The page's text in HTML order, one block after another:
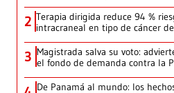
2 Terapia dirigida reduce 94 %
intracraneal en tipo de cáncer
3 Magistrada salva su voto:
el fondo de demanda contra la
De Panamá al mundo: los